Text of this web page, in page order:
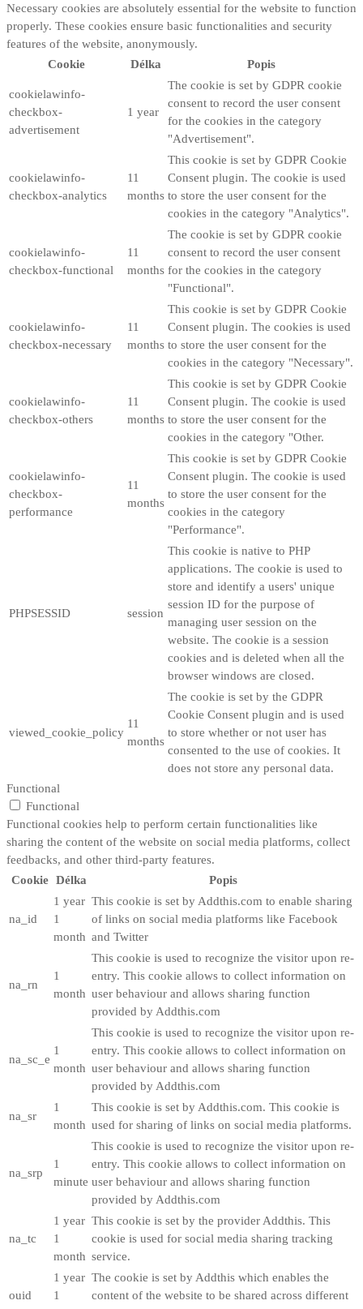
Necessary cookies are absolutely essential for the website to function
properly. These cookies ensure basic functionalities and security
features of the website, anonymously.
Cookie
Délka Popis
cookielawinfo-
checkbox-
advertisement
1 year
The cookie is set by GDPR cookie
consent to record the user consent
for the cookies in the category
"Advertisement".
cookielawinfo-
checkbox-analytics
11
months
This cookie is set by GDPR Cookie
Consent plugin. The cookie is used
to store the user consent for the
cookies in the category "Analytics".
cookielawinfo-
checkbox-functional
11
months
The cookie is set by GDPR cookie
consent to record the user consent
for the cookies in the category
"Functional".
cookielawinfo-
checkbox-necessary
11
months
This cookie is set by GDPR Cookie
Consent plugin. The cookies is used
to store the user consent for the
cookies in the category "Necessary".
cookielawinfo-
checkbox-others
11
months
This cookie is set by GDPR Cookie
Consent plugin. The cookie is used
to store the user consent for the
cookies in the category "Other.
cookielawinfo-
checkbox-
performance
11
months
This cookie is set by GDPR Cookie
Consent plugin. The cookie is used
to store the user consent for the
cookies in the category
"Performance".
PHPSESSID session
This cookie is native to PHP
applications. The cookie is used to
store and identify a users' unique
session ID for the purpose of
managing user session on the
website. The cookie is a session
cookies and is deleted when all the
browser windows are closed.
viewed_cookie_policy
11
months
The cookie is set by the GDPR
Cookie Consent plugin and is used
to store whether or not user has
consented to the use of cookies. It
does not store any personal data.
Functional
Functional
Functional cookies help to perform certain functionalities like
sharing the content of the website on social media platforms, collect
feedbacks, and other third-party features.
Cookie Délka Popis
na_id
1 year
1
month
This cookie is set by Addthis.com to enable sharing
of links on social media platforms like Facebook
and Twitter
na_rn
1
month
This cookie is used to recognize the visitor upon re-
entry. This cookie allows to collect information on
user behaviour and allows sharing function
provided by Addthis.com
na_sc_e
1
month
This cookie is used to recognize the visitor upon re-
entry. This cookie allows to collect information on
user behaviour and allows sharing function
provided by Addthis.com
na_sr
1
month
This cookie is set by Addthis.com. This cookie is
used for sharing of links on social media platforms.
na_srp
1
minute
This cookie is used to recognize the visitor upon re-
entry. This cookie allows to collect information on
user behaviour and allows sharing function
provided by Addthis.com
na_tc
1 year
1
month
This cookie is set by the provider Addthis. This
cookie is used for social media sharing tracking
service.
ouid
1 year
1
The cookie is set by Addthis which enables the
content of the website to be shared across different